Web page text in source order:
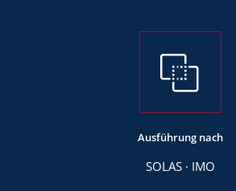
Ausführung nach
SOLAS · IMO